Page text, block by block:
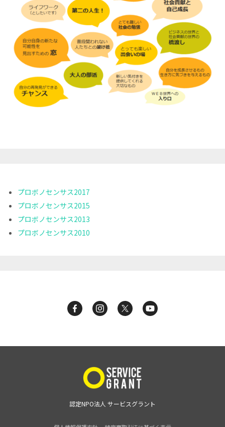
プロボノセンサス2017
プロボノセンサス2015
プロボノセンサス2013
プロボノセンサス2010
認定NPO法人 サービスグラント